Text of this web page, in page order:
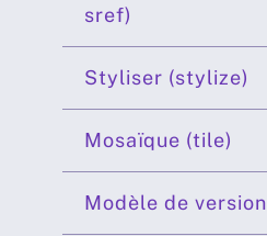
sref)
Styliser (stylize)
Mosaïque (tile)
Modèle de version